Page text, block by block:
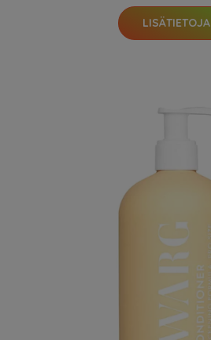
LISÄTIETOJA